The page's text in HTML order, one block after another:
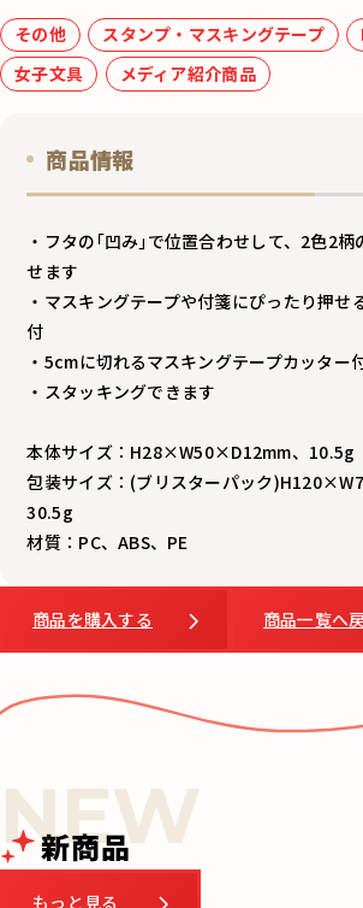
その他 スタンプ・マスキングテープ
女子文具
メディア紹介商品
商品情報
・フタの｢凹み｣で位置合わせして、2色2
せます
・マスキングテープや付箋にぴったり押せ
付
・5cmに切れるマスキングテープカッター
・スタッキングできます
本体サイズ：H28×W50×D12mm、10.5g
包装サイズ：(ブリスターパック
30.5g
材質：PC、ABS、PE
商品を購入する 商品一覧へ
新商品
もっと見る